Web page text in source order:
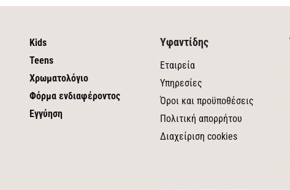
Kids
Teens
Χρωματολόγιο
Φόρμα ενδιαφέροντος
Εγγύηση
Υφαντίδης
Εταιρεία
Υπηρεσίες
Όροι και προϋποθέσεις
Πολιτική απορρήτου
Διαχείριση cookies